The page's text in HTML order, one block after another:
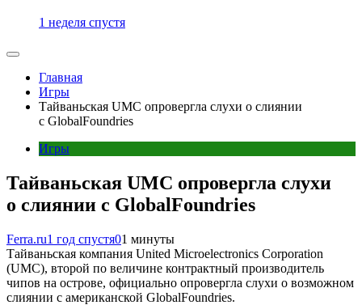
1 неделя спустя
Главная
Игры
Тайваньская UMC опровергла слухи о слиянии
с GlobalFoundries
Игры
Тайваньская UMC опровергла слухи
о слиянии с GlobalFoundries
Ferra.ru1 год спустя01 минуты
Тайваньская компания United Microelectronics Corporation
(UMC), второй по величине контрактный производитель
чипов на острове, официально опровергла слухи о возможном
слиянии с американской GlobalFoundries.